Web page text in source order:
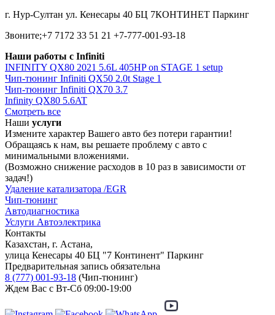
г. Нур-Султан ул. Кенесары 40 БЦ 7КОНТИНЕТ Паркинг
Звоните;+7 7172 33 51 21 +7-777-001-93-18
Наши работы с Infiniti
INFINITY QX80 2021 5.6L 405HP on STAGE 1 setup
Чип-тюнинг Infiniti QX50 2.0t Stage 1
Чип-тюнинг Infiniti QX70 3.7
Infinity QX80 5.6AT
Смотреть все
Наши услуги
Измените характер Вашего авто без потери гарантии!
Обращаясь к нам, вы решаете проблему с авто с
минимальными вложениями.
(Возможно снижение расходов в 10 раз в зависимости от
задач!)
Удаление катализатора /EGR
Чип-тюнинг
Автодиагностика
Услуги Автоэлектрика
Контакты
Казахстан, г. Астана,
улица Кенесары 40 БЦ "7 Континент" Паркинг
Предварительная запись обязательна
8 (777) 001-93-18 (Чип-тюнинг)
Ждем Вас с Вт-Сб 09:00-19:00